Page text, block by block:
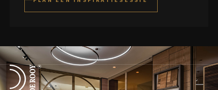
Terug naar de startpagina